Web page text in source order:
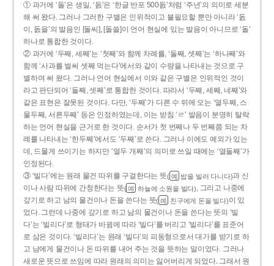
① 과거에 ‘돌’은 생일, ‘돐’은 ‘한글 반포 500돐’처럼 ‘주년’의 의미로 세분
해 써 왔다. 그러나 그러한 구별은 인위적이고 불필요할 뿐만 아니라 ‘돐
이, 돐을’의 발음인 [돌씨], [돌쓸]이 언어 현실에 있는 발음이 아니므로 ‘돌’
하나로 통합한 것이다.
② 과거에 ‘두째, 세째’는 ‘첫째’와 함께 차례를, ‘둘째, 셋째’는 ‘하나째’와
함께 ‘사과를 벌써 셋째 먹는다’에서와 같이 수량을 나타내는 것으로 구
별하여 써 왔다. 그러나 언어 현실에서 이와 같은 구별은 인위적인 것이
라고 판단되어 ‘둘째, 셋째’로 통합한 것이다. 따라서 ‘두째, 세째, 네째’와
같은 표현은 잘못된 것이다. 다만, ‘두째’가 다른 수 뒤에 오는 ‘열두째, 스
물두째, 서른두째’ 등은 인정하였는데, 이는 받침 ‘ㄹ’ 발음이 분명히 탈락
하는 언어 현실을 근거로 한 것이다. 순서가 첫 번째나 두 번째쯤 되는 차
례를 나타내는 ‘한두째’에서도 ‘두째’로 쓴다. 그러나 이에도 예외가 있는
데, 드물게 쓰이기는 하지만 ‘열두 개째’의 의미로 쓰일 때에는 ‘열둘째’가
인정된다.
③ ‘빌다’에는 원래 물건 따위를 구걸한다는 뜻( 예 밥을 빌러 다니다)과 신
이나 사람 따위에 간청한다는 뜻( 예 하늘에 소원을 빌다), 그리고 나중에
갚기로 하고 남의 물건이나 돈을 쓴다는 뜻( 예 친구에게 돈을 빌다)이 있
었다. 그런데 나중에 갚기로 하고 남의 물건이나 돈을 쓴다는 뜻의 ‘빌
다’는 ‘빌리다’로 형태가 바뀜에 따라 ‘빌다’를 버리고 ‘빌리다’를 표준어
로 삼은 것이다. ‘빌리다’는 원래 ‘빌다’의 피동형으로서 대가를 받기로 하
고 남에게 물건이나 돈 따위를 내어 주는 것을 뜻하는 말이었다. 그러나
새로운 뜻으로 쓰임에 따라 원래의 의미는 잃어버리게 되었다. 그래서 원